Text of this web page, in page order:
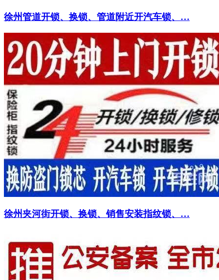
徐州管道开锁、换锁、管道附近开汽车锁、…
徐州夹河街开锁、换锁、销售安装指纹锁、…